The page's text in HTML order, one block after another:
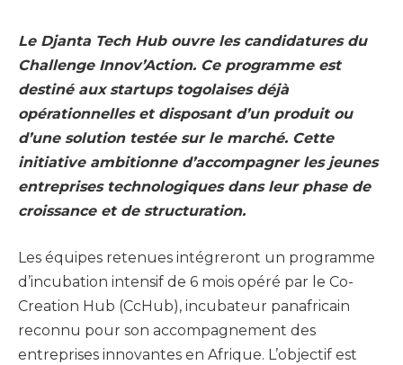
Le Djanta Tech Hub ouvre les candidatures du
Challenge Innov’Action. Ce programme est
destiné aux startups togolaises déjà
opérationnelles et disposant d’un produit ou
d’une solution testée sur le marché. Cette
initiative ambitionne d’accompagner les jeunes
entreprises technologiques dans leur phase de
croissance et de structuration.
Les équipes retenues intégreront un programme
d’incubation intensif de 6 mois opéré par le Co-
Creation Hub (CcHub), incubateur panafricain
reconnu pour son accompagnement des
entreprises innovantes en Afrique. L’objectif est